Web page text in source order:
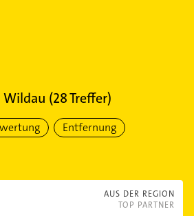
Wildau (28Treffer)
Entfernung
AUS DER REGION
TOP PARTNER